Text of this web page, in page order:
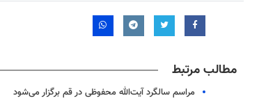
مطالب مرتبط
مراسم سالگرد آیت‌الله محفوظی در قم برگزار می‌شود
روزنامه‌های ورزشی چهارشنبه ۱۴ مرداد ۱۴۰۵